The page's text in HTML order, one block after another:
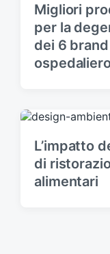
Migliori
per la
dei 6
L’impatto
di
alimentari